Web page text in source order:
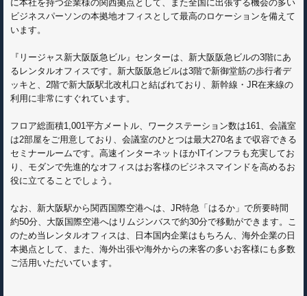
に本社を持つ企業様の関西拠点として、また全国に出張する機会の多い
ビジネスパーソンの本拠地オフィスとして最高のロケーションを備えて
います。
『リージャス新大阪阪急ビル』センターは、新大阪阪急ビルの3階にあ
るレンタルオフィスです。新大阪阪急ビルは3階で新御堂筋の歩行者デ
ッキと、2階で新大阪駅北改札口と結ばれており、新幹線・JR在来線の
利用に非常にすぐれています。
フロア総面積1,001平方メートル、ワークステーション数は161、会議室
は2部屋をご用意しており、会議室のひとつは最大270名まで収容できる
セミナールームです。高速インターネットほかITインフラも充実してお
り、モダンで先進的なオフィスはお客様のビジネスマインドを高めるお
役に立てることでしょう。
なお、新大阪駅から関西国際空港へは、JR特急「はるか」で所要時間
約50分、大阪国際空港へはリムジンバスで約30分で移動ができます。こ
のため当レンタルオフィスは、日本国内企業はもちろん、海外企業の日
本拠点として、また、海外出張や海外からの来客の多いお客様にも多数
ご活用いただいています。